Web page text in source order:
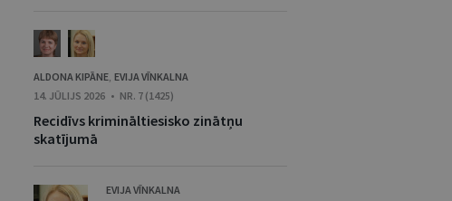
ALDONA KIPĀNE, EVIJA VĪNKALNA
14. JŪLIJS 2026 • NR. 7 (1425)
Recidīvs krimināltiesisko zinātņu
skatījumā
EVIJA VĪNKALNA